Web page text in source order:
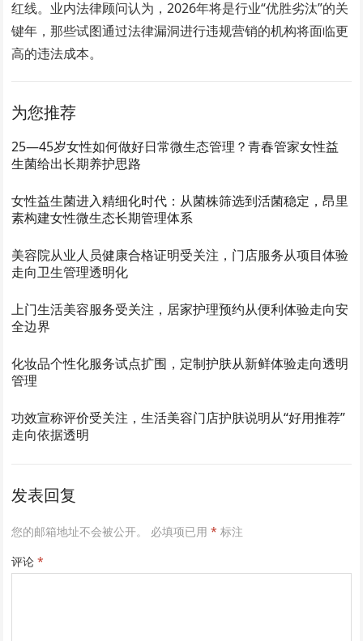
红线。业内法律顾问认为，2026年将是行业“优胜劣汰”的关
键年，那些试图通过法律漏洞进行违规营销的机构将面临更
高的违法成本。
为您推荐
25—45岁女性如何做好日常微生态管理？青春管家女性益
生菌给出长期养护思路
女性益生菌进入精细化时代：从菌株筛选到活菌稳定，昂里
素构建女性微生态长期管理体系
美容院从业人员健康合格证明受关注，门店服务从项目体验
走向卫生管理透明化
上门生活美容服务受关注，居家护理预约从便利体验走向安
全边界
化妆品个性化服务试点扩围，定制护肤从新鲜体验走向透明
管理
功效宣称评价受关注，生活美容门店护肤说明从“好用推荐”
走向依据透明
发表回复
您的邮箱地址不会被公开。 必填项已用* 标注
评论*